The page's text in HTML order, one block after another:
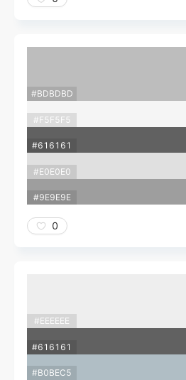
#BDBDBD
#F5F5F5
#616161
#E0E0E0
#9E9E9E
0
#EEEEEE
#616161
#B0BEC5